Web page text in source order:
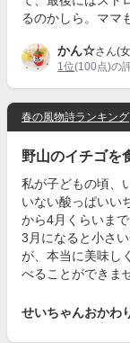
るのかしら。ママ
かん☆さん(
1位(100点)の
春の風物詩ランキング
野山のイチゴを
私が子どもの頃、
いない酸っぱいい
から4月くらいま
3月になると小さ
が、本当に美味し
べることができま
せいちゃんおかわ